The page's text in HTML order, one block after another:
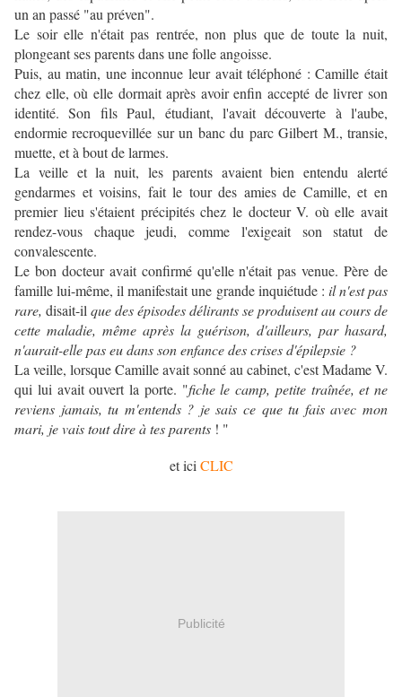
un an passé "au préven".
Le soir elle n'était pas rentrée, non plus que de toute la nuit,
plongeant ses parents dans une folle angoisse.
Puis, au matin, une inconnue leur avait téléphoné : Camille était
chez elle, où elle dormait après avoir enfin accepté de livrer son
identité.Son fils Paul, étudiant, l'avait découverte à l'aube,
endormie recroquevillée sur un banc du parc Gilbert M., transie,
muette, et à bout de larmes.
La veille et la nuit, les parents avaient bien entendu alerté
gendarmes et voisins, fait le tour des amies de Camille, et en
premier lieu s'étaient précipités chez le docteur V. où elle avait
rendez-vous chaque jeudi, comme l'exigeait son statut de
convalescente.
Le bon docteur avait confirmé qu'elle n'était pas venue. Père de
famille lui-même, il manifestait une grande inquiétude : il n'est pas
rare, disait-il que des épisodes délirants se produisent au cours de
cette maladie, même après la guérison, d'ailleurs, par hasard,
n'aurait-elle pas eu dans son enfance des crises d'épilepsie ?
La veille, lorsque Camille avait sonné au cabinet, c'est Madame V.
qui lui avait ouvert la porte. "fiche le camp, petite traînée, et ne
reviens jamais, tu m'entends ? je sais ce que tu fais avec mon
mari, je vais tout dire à tes parents ! "
et ici CLIC
Publicité